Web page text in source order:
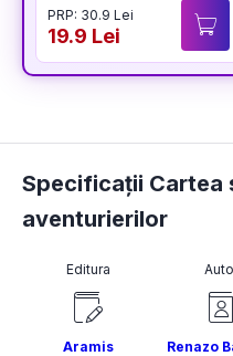
PRP: 30.9 Lei
19.9 Lei
Specificații Cartea
aventurierilor
Editura
Aramis Renazo